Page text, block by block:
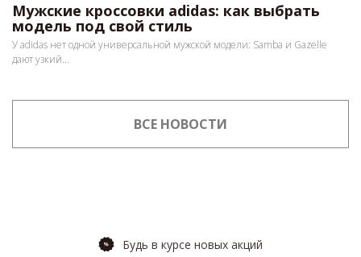
Мужские кроссовки adidas: как выбрать
модель под свой стиль
У adidas нет одной универсальной мужской модели: Samba и Gazelle
дают узкий...
ВСЕ НОВОСТИ
Будь в курсе новых акций